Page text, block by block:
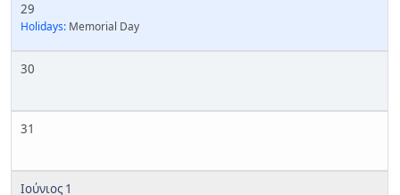
29
Holidays: Memorial Day
30
31
Ιούνιος 1